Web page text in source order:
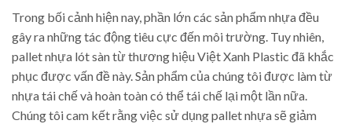
Trong bối cảnh hiện nay, phần lớn các sản phẩm nhựa đều
gây ra những tác động tiêu cực đến môi trường. Tuy nhiên,
pallet nhựa lót sàn từ thương hiệu Việt Xanh Plastic đã khắc
phục được vấn đề này. Sản phẩm của chúng tôi được làm từ
nhựa tái chế và hoàn toàn có thể tái chế lại một lần nữa.
Chúng tôi cam kết rằng việc sử dụng pallet nhựa sẽ giảm